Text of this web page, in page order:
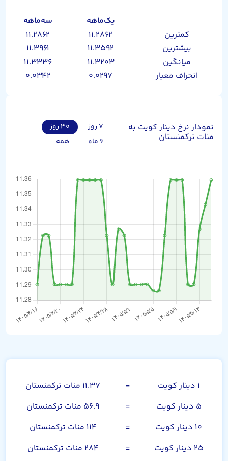
یک‌ماهه
سه‌ماهه
کمترین
۱۱.۲۸۶۲
۱۱.۲۸۶۲
بیشترین
۱۱.۳۵۹۲
۱۱.۳۹۶۱
میانگین
۱۱.۳۲۰۳
۱۱.۳۳۳۶
انحراف معیار
۰.۰۲۹۷ ۰.۰۳۴۲
نمودار نرخ دینار کویت به
منات ترکمنستان
۷ روز
۳۰ روز
۶ ماه
همه
۱ دینار کویت =
۱۱.۳۷ منات ترکمنستان
۵ دینار کویت
=
۵۶.۹ منات ترکمنستان
۱۰ دینار کویت
=
۱۱۴ منات ترکمنستان
۲۵ دینار کویت
=
۲۸۴ منات ترکمنستان